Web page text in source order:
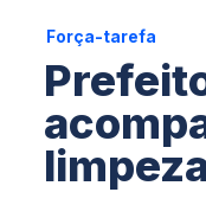
Força-tarefa